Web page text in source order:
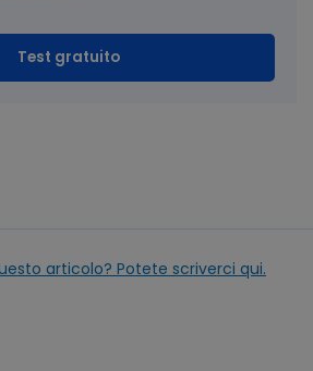
Test gratuito
articolo? Potete scriverci qui.